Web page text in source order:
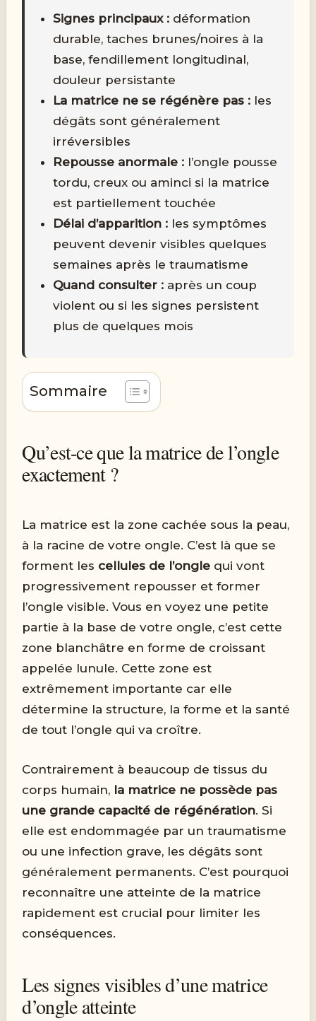
Signes principaux : déformation
durable, taches brunes/noires à la
base, fendillement longitudinal,
douleur persistante
La matrice ne se régénère pas : les
dégâts sont généralement
irréversibles
Repousse anormale : l’ongle pousse
tordu, creux ou aminci si la matrice
est partiellement touchée
Délai d’apparition : les symptômes
peuvent devenir visibles quelques
semaines après le traumatisme
Quand consulter : après un coup
violent ou si les signes persistent
plus de quelques mois
Sommaire
Qu’est-ce que la matrice de l’ongle
exactement ?
La matrice est la zone cachée sous la peau,
à la racine de votre ongle. C’est là que se
forment les cellules de l’ongle qui vont
progressivement repousser et former
l’ongle visible. Vous en voyez une petite
partie à la base de votre ongle, c’est cette
zone blanchâtre en forme de croissant
appelée lunule. Cette zone est
extrêmement importante car elle
détermine la structure, la forme et la santé
de tout l’ongle qui va croître.
Contrairement à beaucoup de tissus du
corps humain, la matrice ne possède pas
une grande capacité de régénération. Si
elle est endommagée par un traumatisme
ou une infection grave, les dégâts sont
généralement permanents. C’est pourquoi
reconnaître une atteinte de la matrice
rapidement est crucial pour limiter les
conséquences.
Les signes visibles d’une matrice
d’ongle atteinte